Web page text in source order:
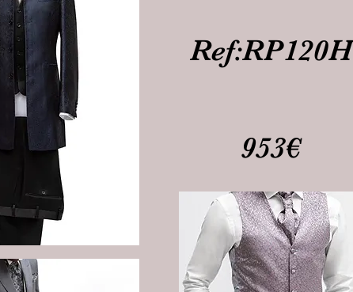
Ref:RP120H
953€